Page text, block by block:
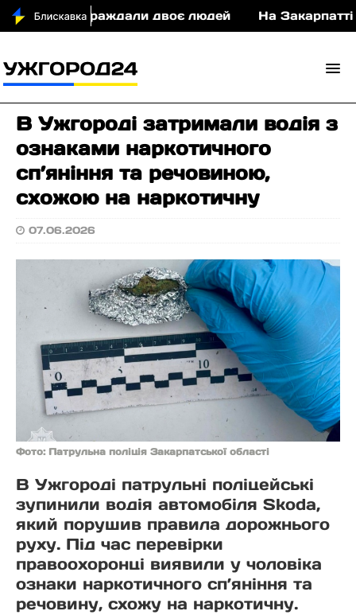
постраждали двоє людей На Закарпатті
В Ужгороді затримали водія з
ознаками наркотичного
сп’яніння та речовиною,
схожою на наркотичну
07.06.2026
Фото: Патрульна поліція Закарпатської області
В Ужгороді патрульні поліцейські
зупинили водія автомобіля Skoda,
який порушив правила дорожнього
руху. Під час перевірки
правоохоронці виявили у чоловіка
ознаки наркотичного сп’яніння та
речовину, схожу на наркотичну.